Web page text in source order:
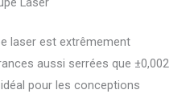
laser est extrêmement
aussi serrées que ±0,002
pour les conceptions